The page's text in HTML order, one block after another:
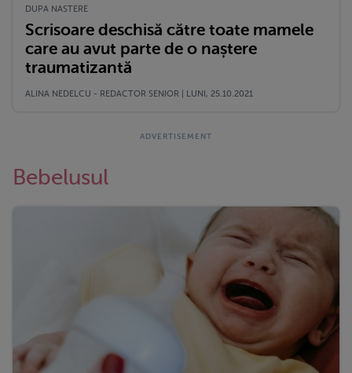
DUPA NASTERE
Scrisoare deschisă către toate mamele
care au avut parte de o naștere
traumatizantă
ALINA NEDELCU - REDACTOR SENIOR | LUNI, 25.10.2021
Bebelusul